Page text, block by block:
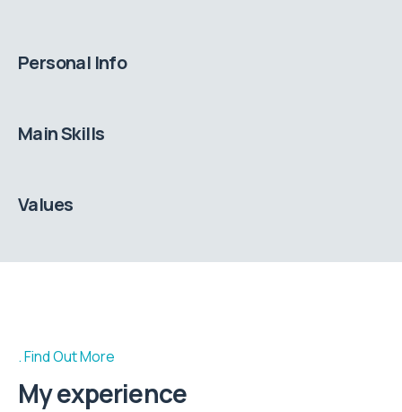
Personal Info
Main Skills
Values
Find Out More
My experience